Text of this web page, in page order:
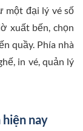
một đại lý vé số
xuất bến, chọn
quầy. Phía nhà
in vé, quản lý
hiện nay